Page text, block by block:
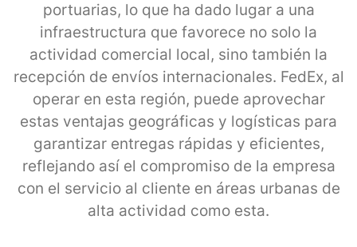
portuarias, lo que ha dado lugar a una
infraestructura que favorece no solo la
actividad comercial local, sino también la
recepción de envíos internacionales. FedEx, al
operar en esta región, puede aprovechar
estas ventajas geográficas y logísticas para
garantizar entregas rápidas y eficientes,
reflejando así el compromiso de la empresa
con el servicio al cliente en áreas urbanas de
alta actividad como esta.